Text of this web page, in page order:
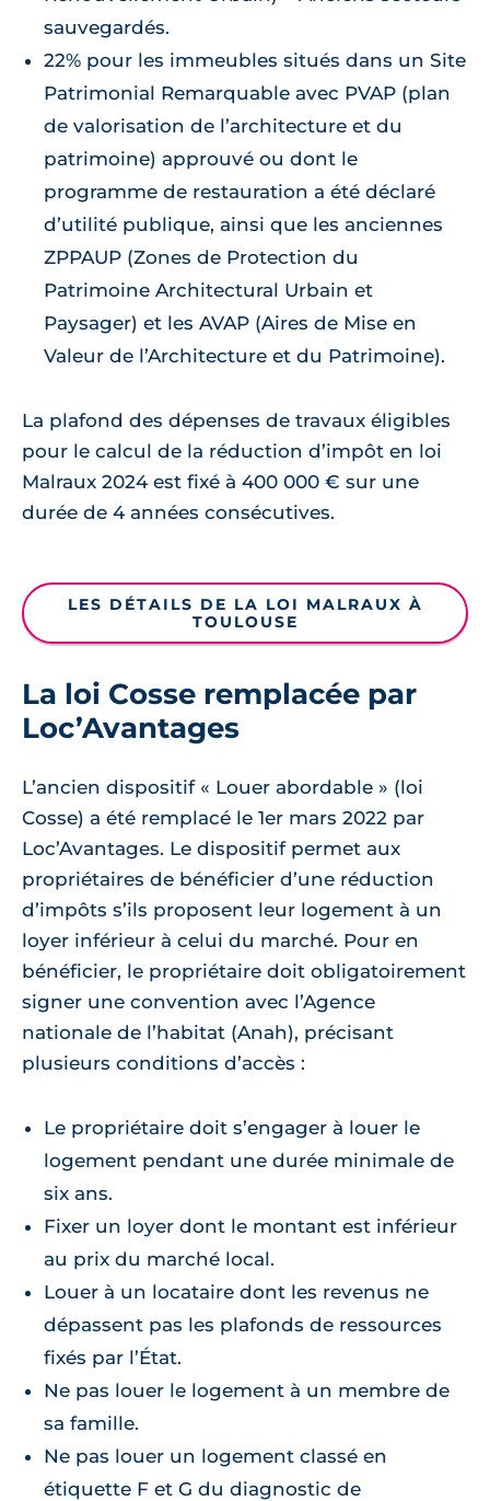
sauvegardés.
22% pour les immeubles situés dans un Site
Patrimonial Remarquable avec PVAP (plan
de valorisation de l’architecture et du
patrimoine) approuvé ou dont le
programme de restauration a été déclaré
d’utilité publique, ainsi que les anciennes
ZPPAUP (Zones de Protection du
Patrimoine Architectural Urbain et
Paysager) et les AVAP (Aires de Mise en
Valeur de l’Architecture et du Patrimoine).
La plafond des dépenses de travaux éligibles
pour le calcul de la réduction d’impôt en loi
Malraux 2024 est fixé à 400 000 € sur une
durée de 4 années consécutives.
LES DÉTAILS DE LA LOI MALRAUX À
TOULOUSE
La loi Cosse remplacée par
Loc’Avantages
L’ancien dispositif « Louer abordable » (loi
Cosse) a été remplacé le 1er mars 2022 par
Loc’Avantages. Le dispositif permet aux
propriétaires de bénéficier d’une réduction
d’impôts s’ils proposent leur logement à un
loyer inférieur à celui du marché. Pour en
bénéficier, le propriétaire doit obligatoirement
signer une convention avec l’Agence
nationale de l’habitat (Anah), précisant
plusieurs conditions d’accès :
Le propriétaire doit s’engager à louer le
logement pendant une durée minimale de
six ans.
Fixer un loyer dont le montant est inférieur
au prix du marché local.
Louer à un locataire dont les revenus ne
dépassent pas les plafonds de ressources
fixés par l’État.
Ne pas louer le logement à un membre de
sa famille.
Ne pas louer un logement classé en
étiquette F et G du diagnostic de